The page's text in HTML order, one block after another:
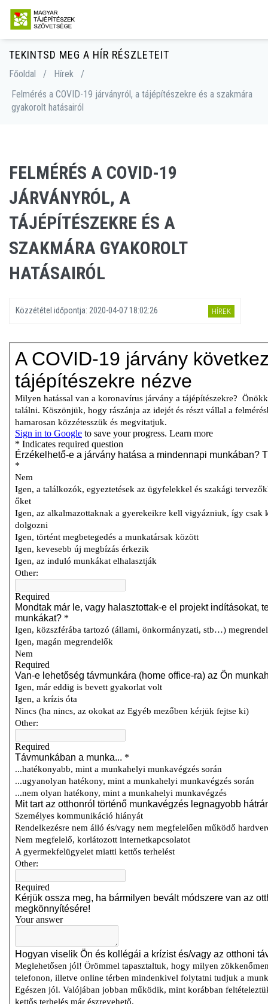
TEKINTSD MEG A HÍR RÉSZLETEIT
Főoldal / Hírek
/
Felmérés a COVID-19 járványról, a tájépítészekre és a szakmára
gyakorolt hatásairól
FELMÉRÉS A COVID-19
JÁRVÁNYRÓL, A
TÁJÉPÍTÉSZEKRE ÉS A
SZAKMÁRA GYAKOROLT
HATÁSAIRÓL
Közzététel időpontja: 2020-04-07 18:02:26 HÍREK